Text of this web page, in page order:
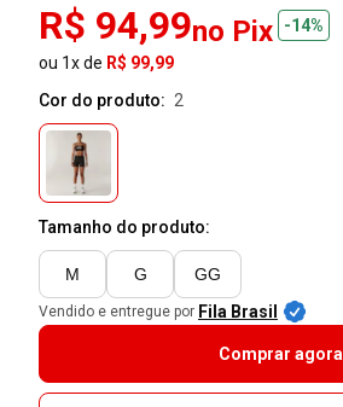
R$ 94,99no Pix
-14%
ou 1x de R$ 99,99
Cor do produto: 2
Tamanho do produto:
M G GG
Vendido e entregue por Fila Brasil
Comprar agora